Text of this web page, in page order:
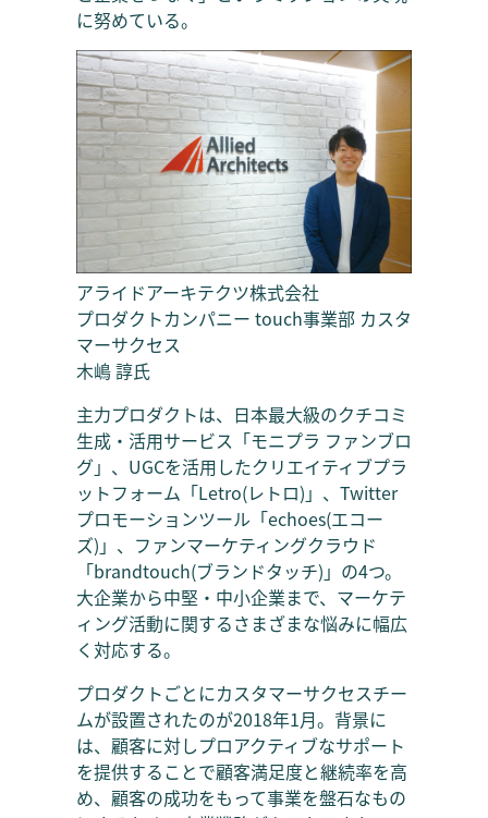
に努めている。
アライドアーキテクツ株式会社
プロダクトカンパニー touch事業部 カスタ
マーサクセス
木嶋 諄氏
主力プロダクトは、日本最大級のクチコミ
生成・活用サービス「モニプラ ファンブロ
グ」、UGCを活用したクリエイティブプラ
ットフォーム「Letro(レトロ)」、Twitter
プロモーションツール「echoes(エコー
ズ)」、ファンマーケティングクラウド
「brandtouch(ブランドタッチ)」の4つ。
大企業から中堅・中小企業まで、マーケテ
ィング活動に関するさまざまな悩みに幅広
く対応する。
プロダクトごとにカスタマーサクセスチー
ムが設置されたのが2018年1月。背景に
は、顧客に対しプロアクティブなサポート
を提供することで顧客満足度と継続率を高
め、顧客の成功をもって事業を盤石なもの